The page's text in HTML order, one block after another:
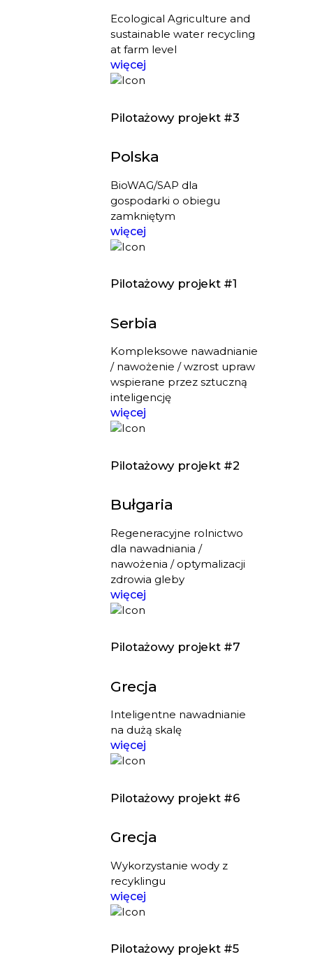
Ecological Agriculture and
sustainable water recycling
at farm level
więcej
Pilotażowy projekt #3
Polska
BioWAG/SAP dla
gospodarki o obiegu
zamkniętym
więcej
Pilotażowy projekt #1
Serbia
Kompleksowe nawadnianie
/ nawożenie / wzrost upraw
wspierane przez sztuczną
inteligencję
więcej
Pilotażowy projekt #2
Bułgaria
Regeneracyjne rolnictwo
dla nawadniania /
nawożenia / optymalizacji
zdrowia gleby
więcej
Pilotażowy projekt #7
Grecja
Inteligentne nawadnianie
na dużą skalę
więcej
Pilotażowy projekt #6
Grecja
Wykorzystanie wody z
recyklingu
więcej
Pilotażowy projekt #5